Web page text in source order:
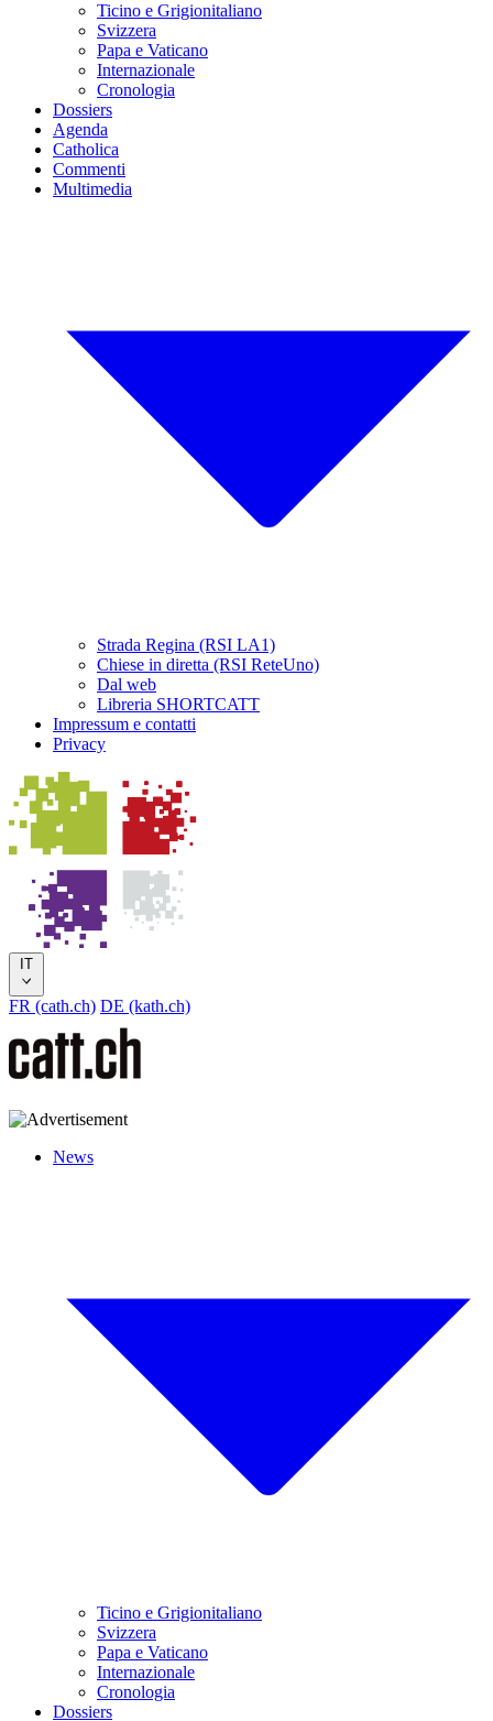
Ticino e Grigionitaliano
Svizzera
Papa e Vaticano
Internazionale
Cronologia
Dossiers
Agenda
Catholica
Commenti
Multimedia
Strada Regina (RSI LA1)
Chiese in diretta (RSI ReteUno)
Dal web
Libreria SHORTCATT
Impressum e contatti
Privacy
IT
FR (cath.ch) DE (kath.ch)
News
Ticino e Grigionitaliano
Svizzera
Papa e Vaticano
Internazionale
Cronologia
Dossiers